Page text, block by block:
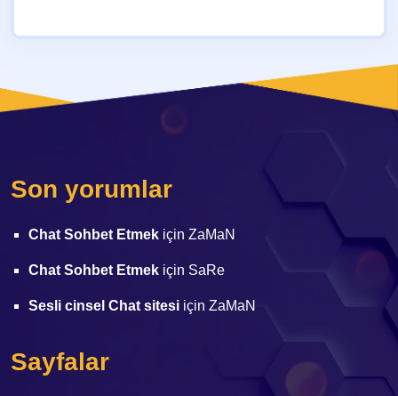
Son yorumlar
Chat Sohbet Etmek için ZaMaN
Chat Sohbet Etmek için SaRe
Sesli cinsel Chat sitesi için ZaMaN
Sayfalar